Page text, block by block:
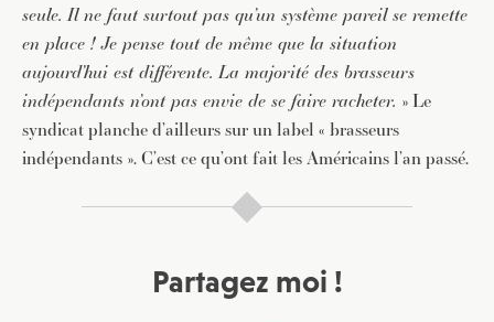
seule. Il ne faut surtout pas qu’un système pareil se remette
en place ! Je pense tout de même que la situation
aujourd’hui est différente. La majorité des brasseurs
indépendants n’ont pas envie de se faire racheter. » Le
syndicat planche d’ailleurs sur un label « brasseurs
indépendants ». C’est ce qu’ont fait les Américains l’an passé.
Partagez moi !